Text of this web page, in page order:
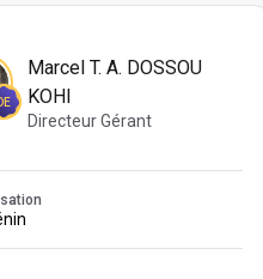
DE
Marcel T. A. DOSSOU
KOHI
Directeur Gérant